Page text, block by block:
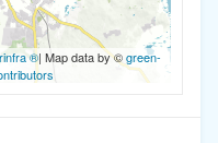
®| Map data by ©green-